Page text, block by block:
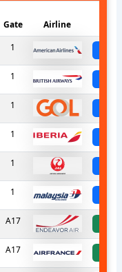
Gate Airline
1
1
1
1
1
1
A17
A17